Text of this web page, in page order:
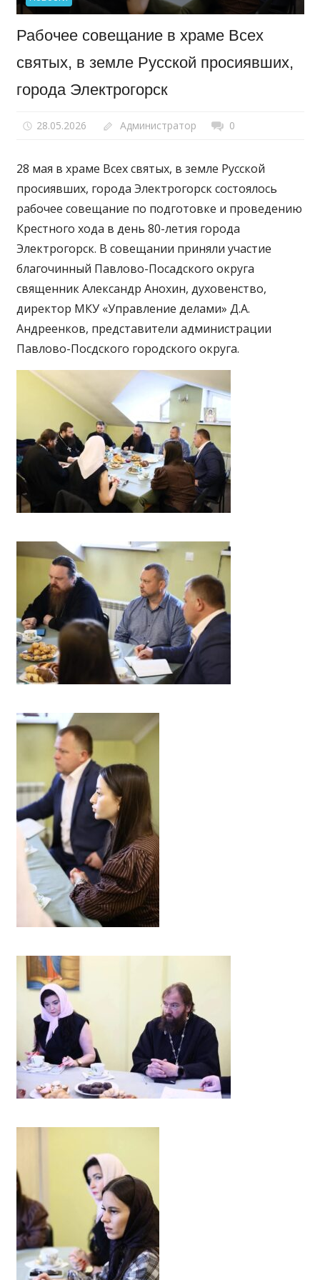
Рабочее совещание в храме Всех
святых, в земле Русской просиявших,
города Электрогорск
28.05.2026 Администратор 0
28 мая в храме Всех святых, в земле Русской
просиявших, города Электрогорск состоялось
рабочее совещание по подготовке и проведению
Крестного хода в день 80-летия города
Электрогорск. В совещании приняли участие
благочинный Павлово-Посадского округа
священник Александр Анохин, духовенство,
директор МКУ «Управление делами» Д.А.
Андреенков, представители администрации
Павлово-Посдского городского округа.